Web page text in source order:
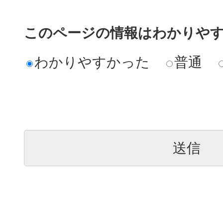
このページの情報はわかりや
わかりやすかった
普通